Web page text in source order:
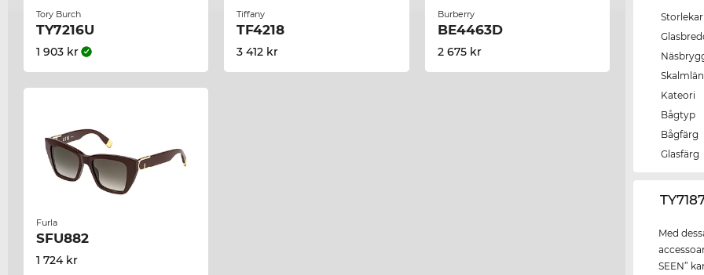
Tory Burch
TY7216U
1 903 kr
Tiffany
TF4218
3 412 kr
Burberry
BE4463D
2 675 kr
Furla
SFU882
1 724 kr
Kateori
Bågtyp
Bågfärg
Glasfärg
Med
SEEN”